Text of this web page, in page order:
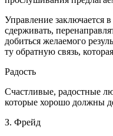
Управление заключается
сдерживать,
добиться желаемого
ту обратную связь,
Радость
Счастливые, радостные
которые хорошо должны
З. Фрейд